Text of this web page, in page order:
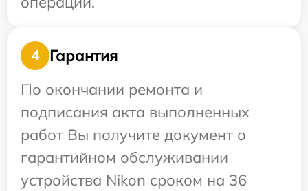
4
Гарантия
По окончании ремонта и
подписания акта выполненных
работ Вы получите документ о
гарантийном обслуживании
устройства Nikon сроком на 36